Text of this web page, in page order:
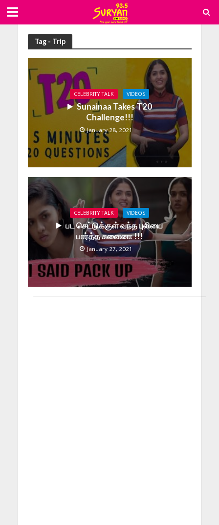
Tag - Trip
CELEBRITY TALK VIDEOS
Sunainaa Takes T20
Challenge!!!
January 28, 2021
CELEBRITY TALK VIDEOS
பட செட்டுக்குள் வந்த புலியை
பார்த்த சுனைனா !!!
January 27, 2021